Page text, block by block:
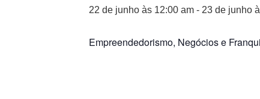
22 de junho às 12:00 am - 23 de junho
Empreendedorismo, Negócios e